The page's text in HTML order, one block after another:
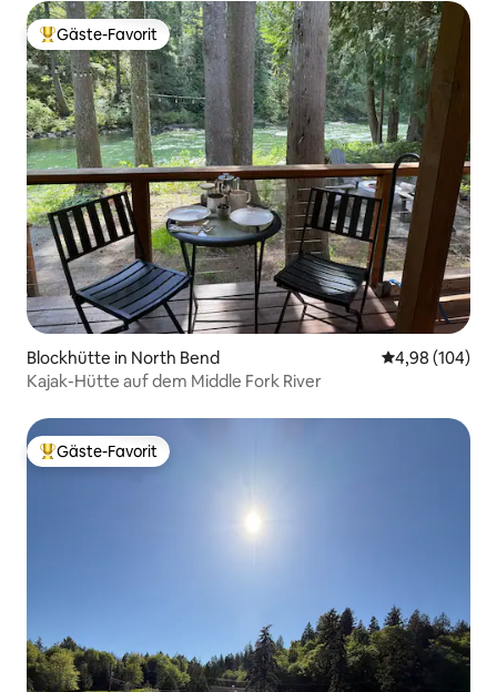
Beliebter Gäste-Favorit.
Gäste-Favorit
Blockhütte in North Bend
4,98 (104)
Kajak-Hütte auf dem Middle Fork River
Beliebter Gäste-Favorit.
Gäste-Favorit